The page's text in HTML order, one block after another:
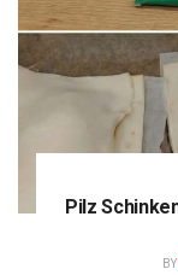
Pilz
BY